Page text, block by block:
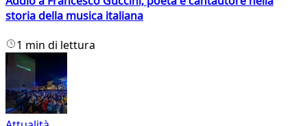
storia della musica italiana
1 min di lettura